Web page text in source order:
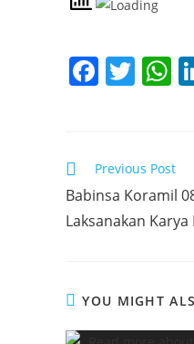
F
e
b
o
T
er s
A
p
Read
more
articles
Previous Post
Babinsa Koramil
Laksanakan Karya
YOU MIGHT